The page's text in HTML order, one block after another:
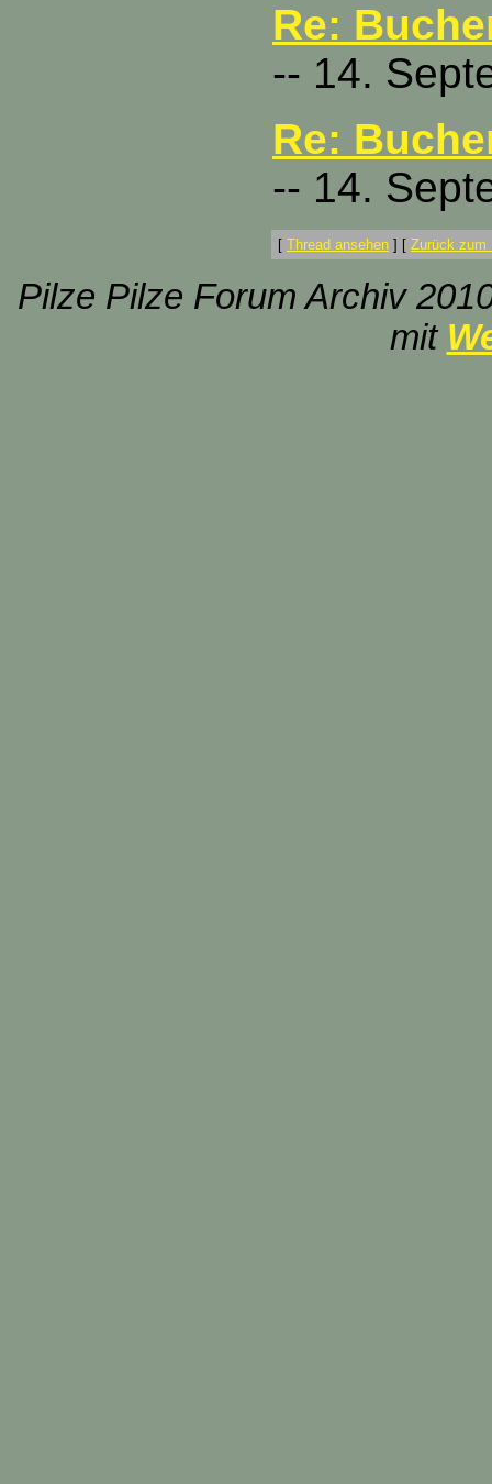
Re:
-- 14.
Re:
-- 14.
[ Thread ansehen ] [ Zurück zum
Pilze Pilze Forum Archiv
mit